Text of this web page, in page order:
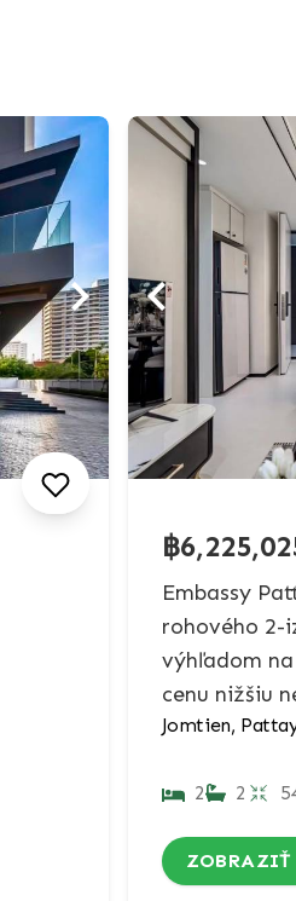
฿
Embassy
rohového 2-
výhľadom
cenu nižšiu
Jomtien,
2 2
ZOBRAZIŤ